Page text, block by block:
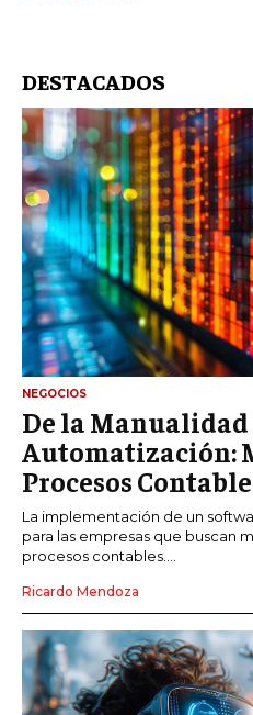
DESTACADOS
NEGOCIOS
De la Manualidad
Automatización:
Procesos
La implementación de un
para las empresas que buscan
procesos contables....
Ricardo Mendoza